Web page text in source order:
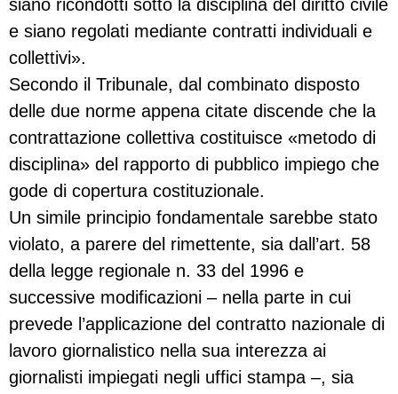
siano ricondotti sotto la disciplina del diritto civile
e siano regolati mediante contratti individuali e
collettivi».
Secondo il Tribunale, dal combinato disposto
delle due norme appena citate discende che la
contrattazione collettiva costituisce «metodo di
disciplina» del rapporto di pubblico impiego che
gode di copertura costituzionale.
Un simile principio fondamentale sarebbe stato
violato, a parere del rimettente, sia dall’art. 58
della legge regionale n. 33 del 1996 e
successive modificazioni – nella parte in cui
prevede l’applicazione del contratto nazionale di
lavoro giornalistico nella sua interezza ai
giornalisti impiegati negli uffici stampa –, sia